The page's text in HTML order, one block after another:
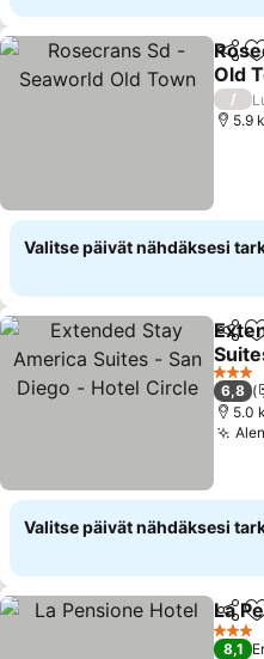
Jaa
Old
/
5.9
Valitse päivät nähdäksesi
Jaa
3
6,8
5.0
Valitse päivät nähdäksesi
Jaa
La
3
8,1